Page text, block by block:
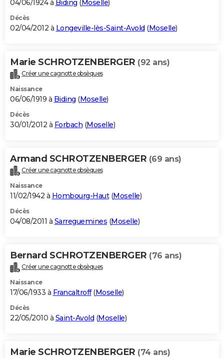
04/06/1924 à Biding ( Moselle)
Décès
02/04/2012 à Longeville-lès-Saint-Avold (Moselle)
Marie SCHROTZENBERGER (92 ans)
Créer une cagnotte obsèques
Naissance
06/06/1919 à Biding (Moselle)
Décès
30/01/2012 à Forbach (Moselle)
Armand SCHROTZENBERGER (69 ans)
Créer une cagnotte obsèques
Naissance
11/02/1942 à Hombourg-Haut(Moselle)
Décès
04/08/2011 à Sarreguemines (Moselle)
Bernard SCHROTZENBERGER (76 ans)
Créer une cagnotte obsèques
Naissance
17/06/1933 à Francaltroff(Moselle)
Décès
22/05/2010 à Saint-Avold (Moselle)
Marie SCHROTZENBERGER (74 ans)